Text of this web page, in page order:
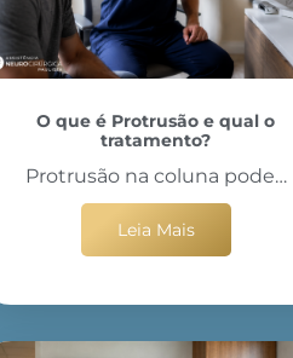
O que é Protrusão e qual o
tratamento?
Protrusão na coluna pode…
Leia Mais